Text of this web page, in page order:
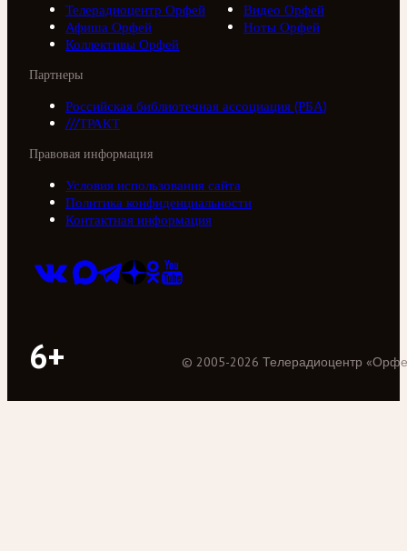
Телерадиоцентр Орфей
Видео Орфей
Афиша Орфей
Ноты Орфей
Коллективы Орфей
Партнеры
Российская библиотечная ассоциация (РБА)
///ТРАКТ
Правовая информация
Условия использования сайта
Политика конфиденциальности
Контактная информация
6+ © 2005-2026 Телерадиоцентр